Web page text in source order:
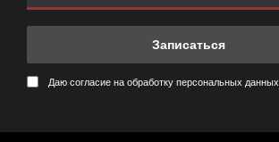
Даю согласие на обработку персональных данных